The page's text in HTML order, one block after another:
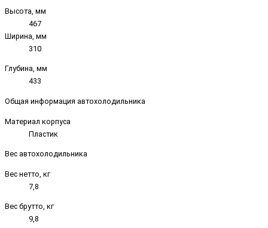
Высота, мм
467
Ширина, мм
310
Глубина, мм
433
Общая информация автохолодильника
Материал корпуса
Пластик
Вес автохолодильника
Вес нетто, кг
7,8
Вес брутто, кг
9,8